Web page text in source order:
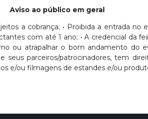
Aviso ao público em geral
a cobrança; • Proibida a entrada
com até 1 ano; • A credencial da
ou atrapalhar o bom andamento do
parceiros/patrocinadores, tem
e/ou filmagens de estandes e/ou